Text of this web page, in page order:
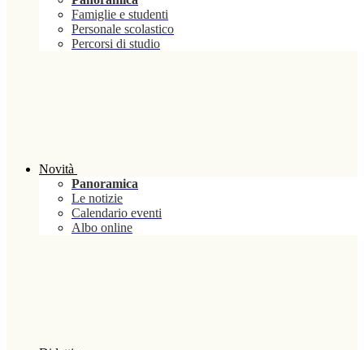
Famiglie e studenti
Personale scolastico
Percorsi di studio
Novità
Panoramica
Le notizie
Calendario eventi
Albo online